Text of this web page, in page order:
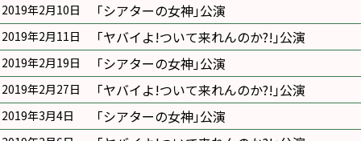
2019年2月10日 ｢シアターの女神｣公演
2019年2月11日 ｢ヤバイよ!ついて来れんのか?!｣公演
2019年2月19日 ｢シアターの女神｣公演
2019年2月27日 ｢ヤバイよ!ついて来れんのか?!｣公演
2019年3月4日 ｢シアターの女神｣公演